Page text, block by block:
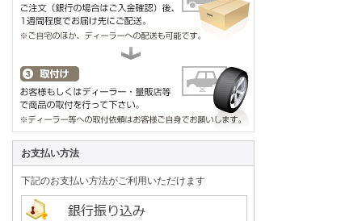
お支払い方法
下記のお支払い方法がご利用いただけます